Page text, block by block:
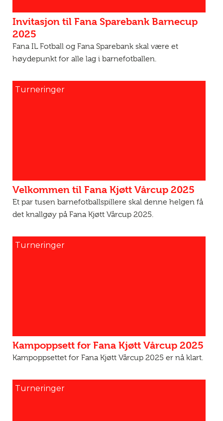
Invitasjon til Fana Sparebank Barnecup
2025
Fana IL Fotball og Fana Sparebank skal være et
høydepunkt for alle lag i barnefotballen.
Turneringer
Velkommen til Fana Kjøtt Vårcup 2025
Et par tusen barnefotballspillere skal denne helgen få
det knallgøy på Fana Kjøtt Vårcup 2025.
Turneringer
Kampoppsett for Fana Kjøtt Vårcup 2025
Kampoppsettet for Fana Kjøtt Vårcup 2025 er nå klart.
Turneringer